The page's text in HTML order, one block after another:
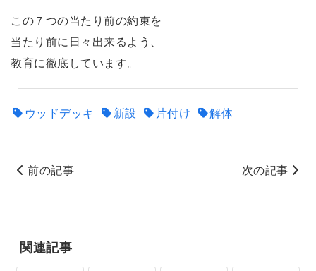
この７つの当たり前の約束を
当たり前に日々出来るよう、
教育に徹底しています。
ウッドデッキ 新設 片付け 解体
前の記事 次の記事
関連記事